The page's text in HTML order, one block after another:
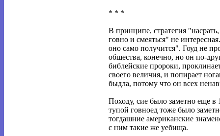
* * *
В принципе, стратегия
говно и смеяться" не
оно само получится". Гоуд не
общества, конечно, но он по-
библейские пророки,
своего величия, и попирает
быдла, потому что он всех
Походу, сие было заметно еще
тупой говноед тоже было
тогдашние американские
с ним такие же уебища.